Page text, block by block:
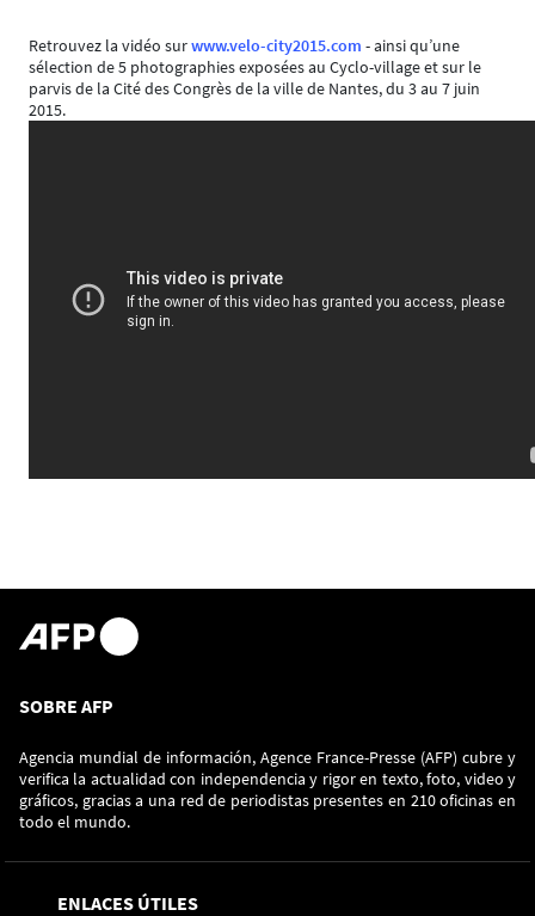
Retrouvez la vidéo surwww.velo-city2015.com - ainsi qu’une
sélection de 5 photographies exposées au Cyclo-village et sur le
parvis de la Cité des Congrès de la ville de Nantes, du 3 au 7 juin
2015.
SOBRE AFP
Agencia mundial de información, Agence France-Presse (AFP) cubre y
verifica la actualidad con independencia y rigor en texto, foto, video y
gráficos, gracias a una red de periodistas presentes en 210 oficinas en
todo el mundo.
ENLACES ÚTILES